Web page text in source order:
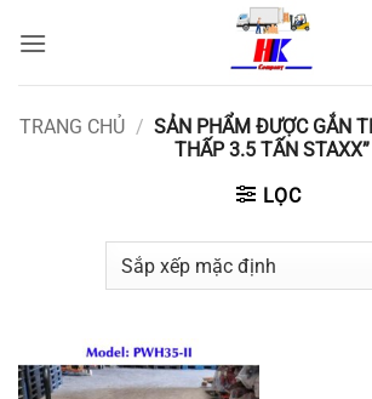
qua
TRANG CHỦ / SẢN PHẨM ĐƯỢC GẮN
THẤP 3.5 TẤN STAXX”
LỌC